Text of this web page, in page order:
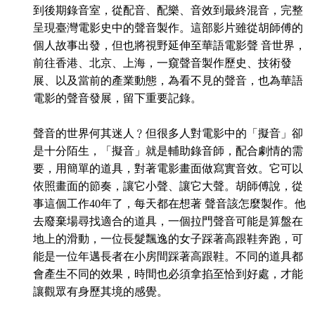
到後期錄音室，從配音、配樂、音效到最終混音，完整
呈現臺灣電影史中的聲音製作。這部影片雖從胡師傅的
個人故事出發，但也將視野延伸至華語電影聲 音世界，
前往香港、北京、上海，一窺聲音製作歷史、技術發
展、以及當前的產業動態，為看不見的聲音，也為華語
電影的聲音發展，留下重要記錄。
聲音的世界何其迷人﹖但很多人對電影中的「擬音」卻
是十分陌生，「擬音」就是輔助錄音師，配合劇情的需
要，用簡單的道具，對著電影畫面做寫實音效。它可以
依照畫面的節奏，讓它小聲、讓它大聲。胡師傅說，從
事這個工作40年了，每天都在想著 聲音該怎麼製作。他
去廢棄場尋找適合的道具，一個拉門聲音可能是算盤在
地上的滑動，一位長髮飄逸的女子踩著高跟鞋奔跑，可
能是一位年邁長者在小房間踩著高跟鞋。不同的道具都
會產生不同的效果，時間也必須拿掐至恰到好處，才能
讓觀眾有身歷其境的感覺。